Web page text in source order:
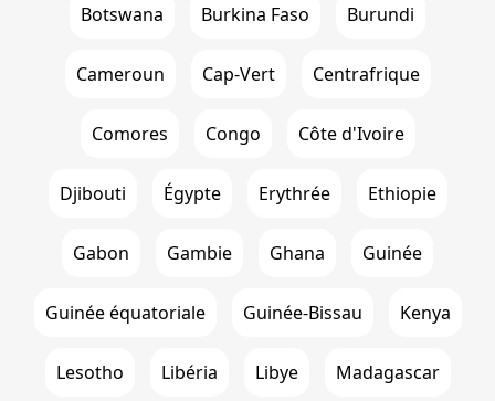
Botswana Burkina Faso Burundi
Cameroun Cap-Vert Centrafrique
Comores Congo Côte d'Ivoire
Djibouti Égypte Erythrée Ethiopie
Gabon Gambie Ghana Guinée
Guinée équatoriale Guinée-Bissau Kenya
Lesotho Libéria Libye Madagascar